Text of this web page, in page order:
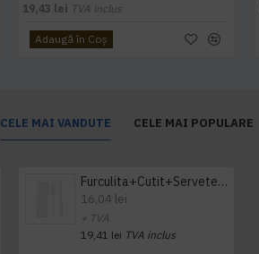
19,43 lei TVA inclus
Adaugă în Coş
CELE MAI VANDUTE CELE MAI POPULARE
Furculita+Cutit+Servetel 100buc/set
16,04 lei
+ TVA
19,41 lei TVA inclus